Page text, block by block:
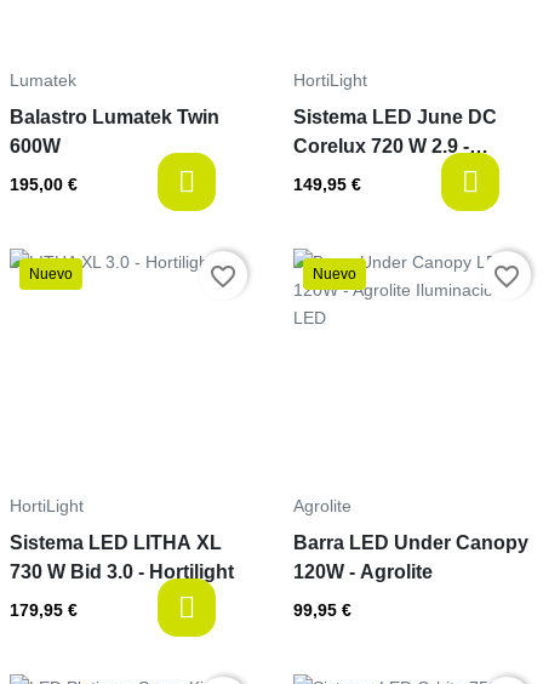
Lumatek
Balastro Lumatek Twin
600W
195,00 € last-items
HortiLight
Sistema LED June DC
Corelux 720 W 2.9 -
Hortilight
149,95 €
Nuevo
HortiLight
Sistema LED LITHA XL
730 W Bid 3.0 - Hortilight
179,95 € available
favorite_border Nuevo
Agrolite
Barra LED Under Canopy
120W - Agrolite
99,95 €
favorite_border